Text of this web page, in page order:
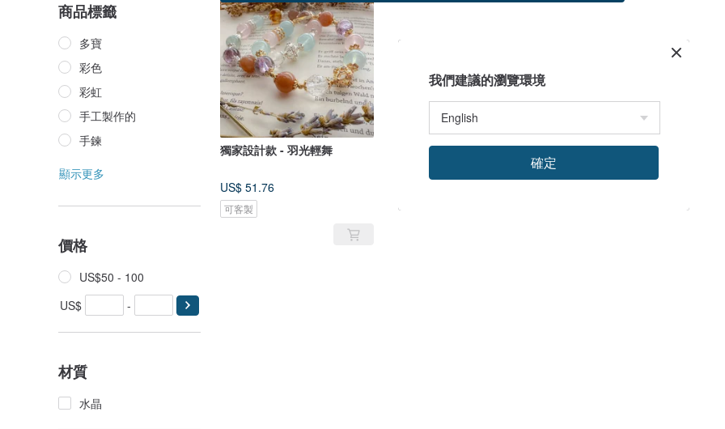
商品標籤
多寶
彩色
彩虹
手工製作的
手鍊
顯示更多
價格
US$50 - 100
US$
-
材質
水晶
獨家設計款 - 羽光輕舞
US$ 51.76
可客製
我們建議的瀏覽環境
確定